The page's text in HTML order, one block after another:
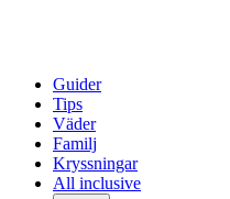
Guider
Tips
Väder
Familj
Kryssningar
All inclusive